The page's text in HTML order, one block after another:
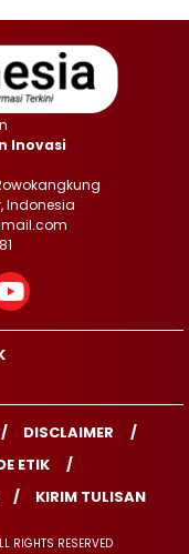
Inovasi
Indonesia
DISCLAIMER
ETIK
KIRIM TULISAN
RIGHTS RESERVED